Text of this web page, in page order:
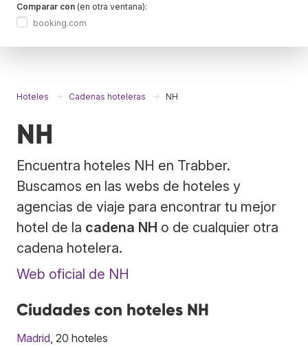
Comparar con (en otra ventana):
booking.com
Hoteles Cadenas hoteleras NH
NH
Encuentra hoteles NH en Trabber.
Buscamos en las webs de hoteles y
agencias de viaje para encontrar tu mejor
hotel de la cadena NH o de cualquier otra
cadena hotelera.
Web oficial de NH
Ciudades con hoteles NH
Madrid , 20 hoteles